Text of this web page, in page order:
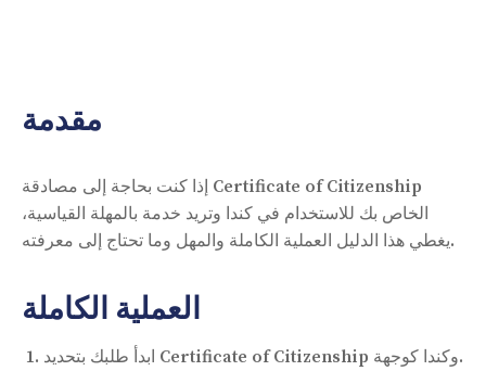
مقدمة
إذا كنت بحاجة إلى مصادقة Certificate of Citizenship
الخاص بك للاستخدام في كندا وتريد خدمة بالمهلة القياسية،
يغطي هذا الدليل العملية الكاملة والمهل وما تحتاج إلى معرفته.
العملية الكاملة
ابدأ طلبك بتحديد Certificate of Citizenship وكندا كوجهة.